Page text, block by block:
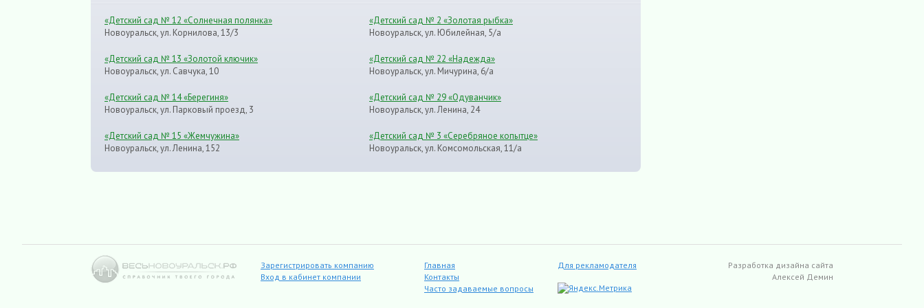
«Детский сад № 12 «Солнечная полянка»
Новоуральск, ул. Корнилова, 13/3
«Детский сад № 2 «Золотая рыбка»
Новоуральск, ул. Юбилейная, 5/а
«Детский сад № 13 «Золотой ключик»
Новоуральск, ул. Савчука, 10
«Детский сад № 22 «Надежда»
Новоуральск, ул. Мичурина, 6/а
«Детский сад № 14 «Берегиня»
Новоуральск, ул. Парковый проезд, 3
«Детский сад № 29 «Одуванчик»
Новоуральск, ул. Ленина, 24
«Детский сад № 15 «Жемчужина»
Новоуральск, ул. Ленина, 152
«Детский сад № 3 «Серебряное копытце»
Новоуральск, ул. Комсомольская, 11/а
Зарегистрировать компанию
Вход в кабинет компании
Главная
Контакты
Часто задаваемые вопросы
Для рекламодателя
Разработка дизайна сайта
Алексей Демин